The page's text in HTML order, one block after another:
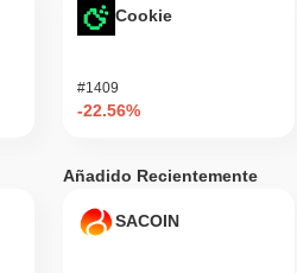
Cookie
#1409
-22.56%
Añadido Recientemente
SACOIN